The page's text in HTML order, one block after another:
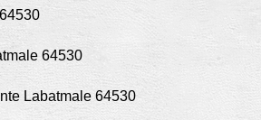
64530
Labatmale 64530